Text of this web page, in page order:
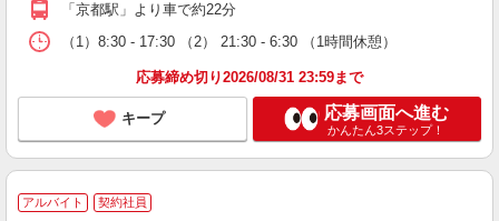
「京都駅」より車で約22分
（1）8:30 - 17:30 （2） 21:30 - 6:30 （1時間休憩）
応募締め切り2026/08/31 23:59まで
キープ 応募画面へ進む
かんたん3ステップ！
アルバイト 契約社員